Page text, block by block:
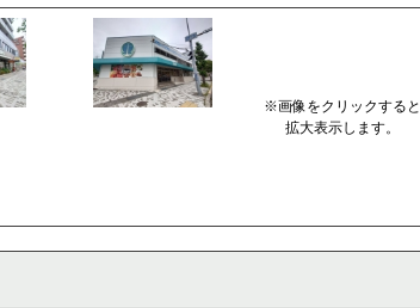
※画像をクリックすると
拡大表示します。